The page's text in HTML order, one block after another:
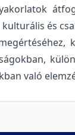
és
való